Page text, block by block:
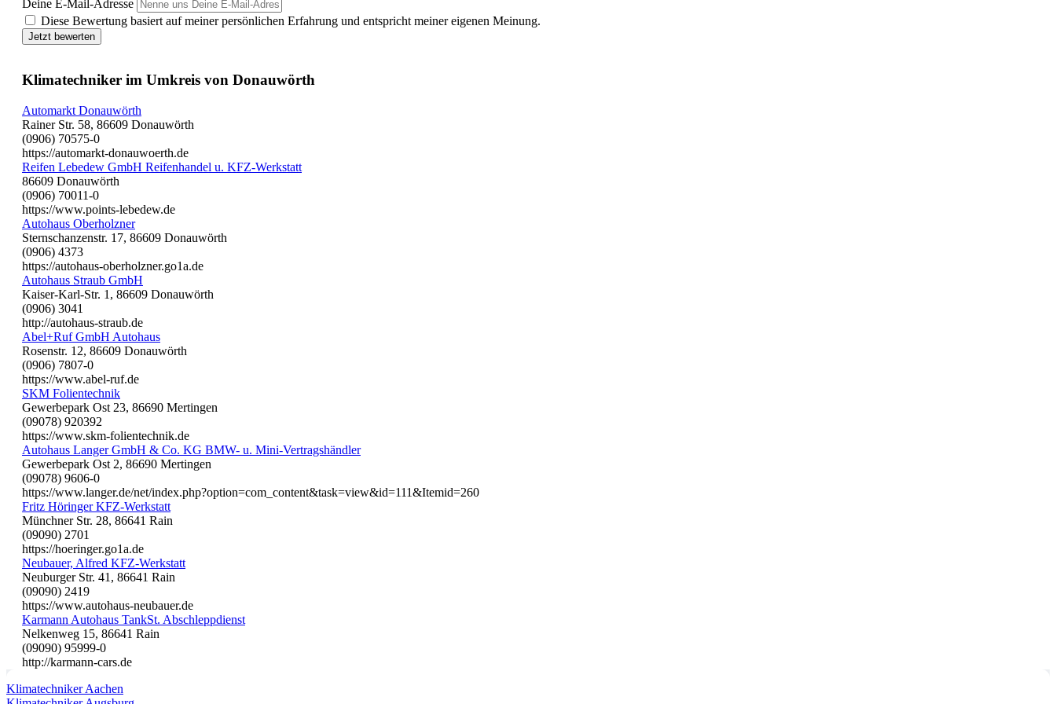
Deine E-Mail-Adresse
Diese Bewertung basiert auf meiner persönlichen Erfahrung und entspricht meiner eigenen Meinung.
Jetzt bewerten
Klimatechniker im Umkreis von Donauwörth
Automarkt Donauwörth
Rainer Str. 58, 86609 Donauwörth
(0906) 70575-0
https://automarkt-donauwoerth.de
Reifen Lebedew GmbH Reifenhandel u. KFZ-Werkstatt
86609 Donauwörth
(0906) 70011-0
https://www.points-lebedew.de
Autohaus Oberholzner
Sternschanzenstr. 17, 86609 Donauwörth
(0906) 4373
https://autohaus-oberholzner.go1a.de
Autohaus Straub GmbH
Kaiser-Karl-Str. 1, 86609 Donauwörth
(0906) 3041
http://autohaus-straub.de
Abel+Ruf GmbH Autohaus
Rosenstr. 12, 86609 Donauwörth
(0906) 7807-0
https://www.abel-ruf.de
SKM Folientechnik
Gewerbepark Ost 23, 86690 Mertingen
(09078) 920392
https://www.skm-folientechnik.de
Autohaus Langer GmbH & Co. KG BMW- u. Mini-Vertragshändler
Gewerbepark Ost 2, 86690 Mertingen
(09078) 9606-0
https://www.langer.de/net/index.php?option=com_content&task=view&id=111&Itemid=260
Fritz Höringer KFZ-Werkstatt
Münchner Str. 28, 86641 Rain
(09090) 2701
https://hoeringer.go1a.de
Neubauer, Alfred KFZ-Werkstatt
Neuburger Str. 41, 86641 Rain
(09090) 2419
https://www.autohaus-neubauer.de
Karmann Autohaus TankSt. Abschleppdienst
Nelkenweg 15, 86641 Rain
(09090) 95999-0
http://karmann-cars.de
Klimatechniker Aachen